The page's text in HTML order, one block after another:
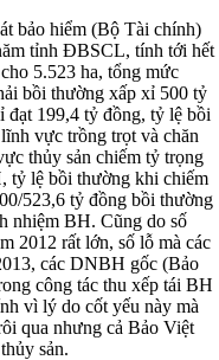
bảo hiểm (Bộ Tài chính)
tỉnh ĐBSCL, tính tới hết
5.523 ha, tổng mức
bồi thường xấp xỉ 500 tỷ
199,4 tỷ đồng, tỷ lệ bồi
vực trồng trọt và chăn
thủy sản chiếm tỷ trọng
tỷ lệ bồi thường khi chiếm
523,6 tỷ đồng bồi thường
nhiệm BH. Cũng do số
2012 rất lớn, số lỗ mà các
các DNBH gốc (Bảo
công tác thu xếp tái BH
vì lý do cốt yếu này mà
qua nhưng cả Bảo Việt
sản.